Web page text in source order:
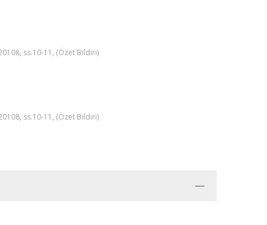
ss.10-11, (Özet Bildiri)
ss.10-11, (Özet Bildiri)